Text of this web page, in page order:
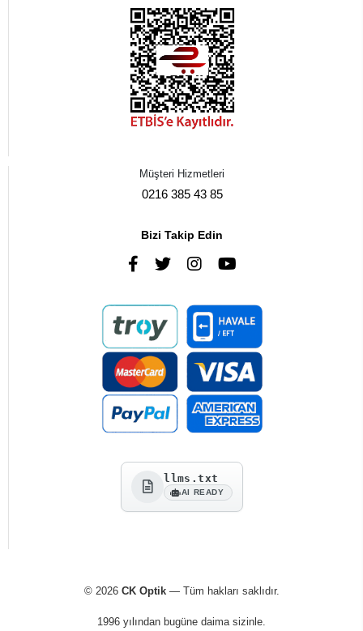
Müşteri Hizmetleri
0216 385 43 85
Bizi Takip Edin
llms.txt
AI READY
© 2026 CK Optik— Tüm hakları saklıdır.
1996 yılından bugüne daima sizinle.